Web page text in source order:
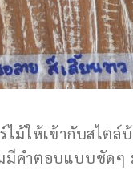
ให้เข้ากับสไต
มมีคำตอบแบบชัดๆ